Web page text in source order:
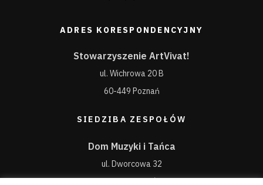
ADRES KORESPONDENCYJNY
Stowarzyszenie ArtVivat!
ul. Wichrowa 20 B
60-449 Poznań
SIEDZIBA ZESPOŁÓW
Dom Muzyki i Tańca
ul. Dworcowa 32
64-410 Sieraków